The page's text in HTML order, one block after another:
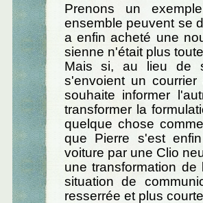
Prenons un
ensemble peuvent se
a enfin acheté une
sienne n'était plus
Mais si, au lieu de
s'envoient un
souhaite informer
transformer la
quelque chose
que Pierre s'est
voiture par une Clio
une transformation
situation de
resserrée et plus